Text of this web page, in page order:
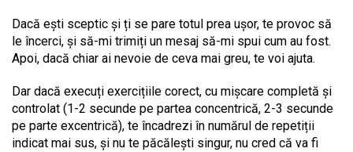
Dacă ești sceptic și ți se pare totul prea ușor, te provoc să
le încerci, și să-mi trimiți un mesaj să-mi spui cum au fost.
Apoi, dacă chiar ai nevoie de ceva mai greu, te voi ajuta.
Dar dacă execuți exercițiile corect, cu mișcare completă și
controlat (1-2 secunde pe partea concentrică, 2-3 secunde
pe parte excentrică), te încadrezi în numărul de repetiții
indicat mai sus, și nu te păcălești singur, nu cred că va fi